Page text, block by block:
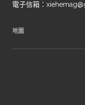
電子信箱：
地圖